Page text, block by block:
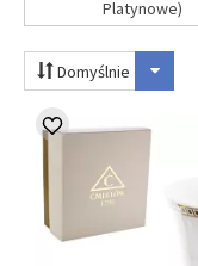
Platynowe)
Domyślnie